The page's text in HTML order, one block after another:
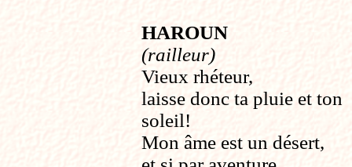
HAROUN
(railleur)
Vieux rhéteur,
laisse donc ta pluie et ton
soleil!
Mon âme est un désert,